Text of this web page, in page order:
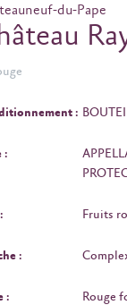
du-Pape
:
:
Fruits
:
: Rouge